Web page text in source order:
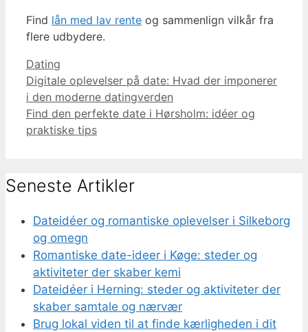
Find lån med lav rente og sammenlign vilkår fra
flere udbydere.
Kategorier
Dating
Indlægsnavigation
Digitale oplevelser på date: Hvad der imponerer
i den moderne datingverden
Find den perfekte date i Hørsholm: idéer og
praktiske tips
Seneste Artikler
Dateidéer og romantiske oplevelser i Silkeborg
og omegn
Romantiske date-ideer i Køge: steder og
aktiviteter der skaber kemi
Dateidéer i Herning: steder og aktiviteter der
skaber samtale og nærvær
Brug lokal viden til at finde kærligheden i dit